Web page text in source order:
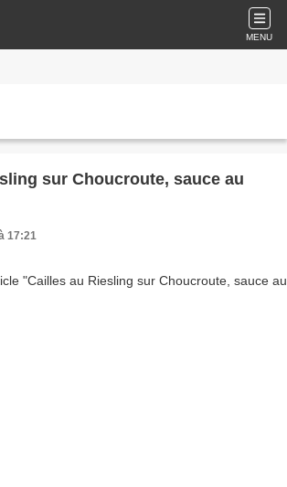
MENU
sur Choucroute, sauce au
17:21